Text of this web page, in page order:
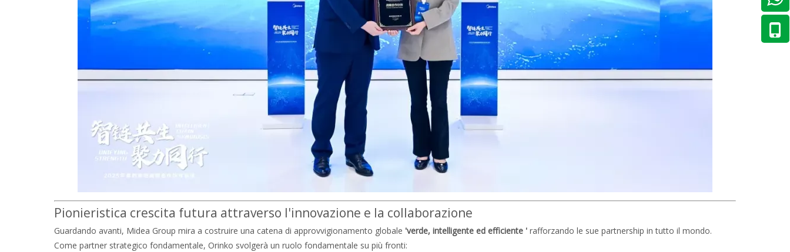
Pionieristica crescita futura attraverso l'innovazione e la collaborazione
Guardando avanti, Midea Group mira a costruire una catena di approvvigionamento globale 'verde, intelligente ed efficiente ' rafforzando le sue partnership in tutto il mondo.
Come partner strategico fondamentale, Orinko svolgerà un ruolo fondamentale su più fronti: